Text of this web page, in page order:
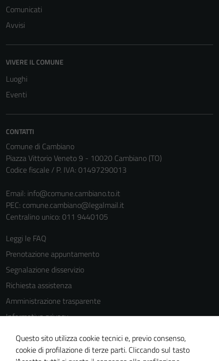
Comunicati
Avvisi
VIVERE IL COMUNE
Luoghi
Eventi
CONTATTI
Comune di Cambiano
Piazza Vittorio Veneto 9 - 10020 Cambiano (TO)
Codice fiscale / P. IVA: 01497290013
Email: info@comune.cambiano.to.it
PEC: comune.cambiano@legalmail.it
Centralino unico: 011 9440105
Leggi le FAQ
Prenotazione appuntamento
Segnalazione disservizio
Richiesta assistenza
Amministrazione trasparente
Informativa privacy
Cookie Policy
Note legali
Questo sito utilizza cookie tecnici e, previo consenso,
cookie di profilazione di terze parti. Cliccando sul tasto
funzionamento
non raccolgono